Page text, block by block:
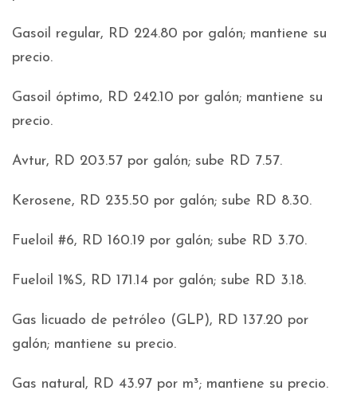
Gasoil regular, RD 224.80 por galón; mantiene su
precio.
Gasoil óptimo, RD 242.10 por galón; mantiene su
precio.
Avtur, RD 203.57 por galón; sube RD 7.57.
Kerosene, RD 235.50 por galón; sube RD 8.30.
Fueloil #6, RD 160.19 por galón; sube RD 3.70.
Fueloil 1%S, RD 171.14 por galón; sube RD 3.18.
Gas licuado de petróleo (GLP), RD 137.20 por
galón; mantiene su precio.
Gas natural, RD 43.97 por m³; mantiene su precio.